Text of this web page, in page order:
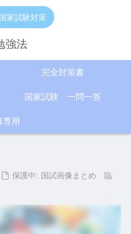
家試験対策
強法
完全対策書
国家試験 一問一答
専用
保護中: 国試画像まとめ 臨